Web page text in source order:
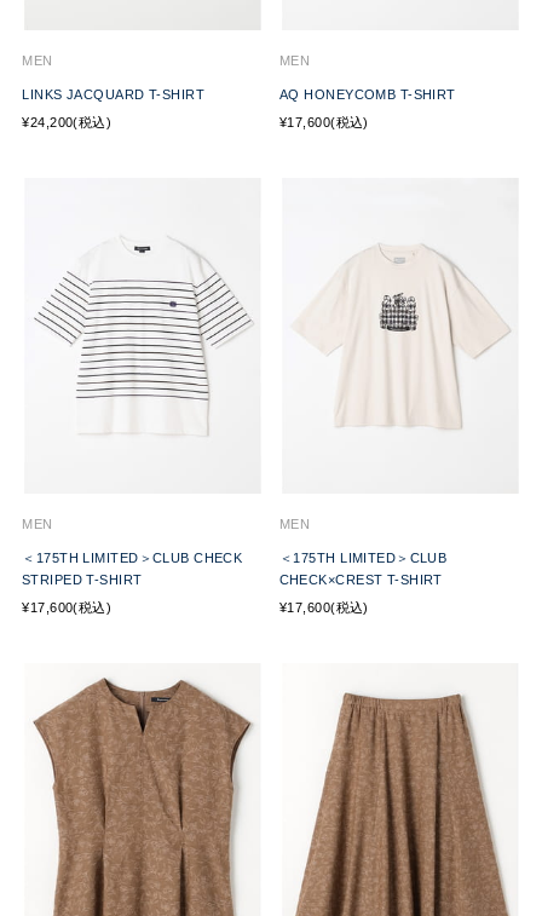
MEN
LINKS JACQUARD T-SHIRT
¥24,200(税込)
MEN
AQ HONEYCOMB T-SHIRT
¥17,600(税込)
MEN
＜175TH LIMITED＞CLUB CHECK
STRIPED T-SHIRT
¥17,600(税込)
MEN
＜175TH LIMITED＞CLUB
CHECK×CREST T-SHIRT
¥17,600(税込)